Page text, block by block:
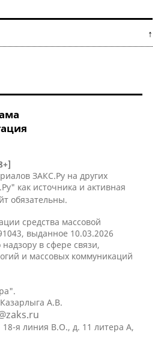
персон ↑
ЗАКС.Ру на других
как источника и активная
обязательны.
средства массовой
выданное 10.03.2026
в сфере связи,
и массовых коммуникаций
А.В.
18-я линия В.О., д. 11 литера А,